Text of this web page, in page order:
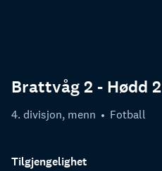
Brattvåg 2 - Hødd 2
4. divisjon, menn Fotball
Tilgjengelighet